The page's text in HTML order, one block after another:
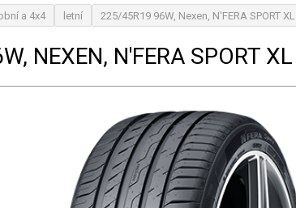
a 4x4 letní 225/45R19 96W, Nexen, N'FERA SPORT XL
NEXEN, N'FERA SPORT XL